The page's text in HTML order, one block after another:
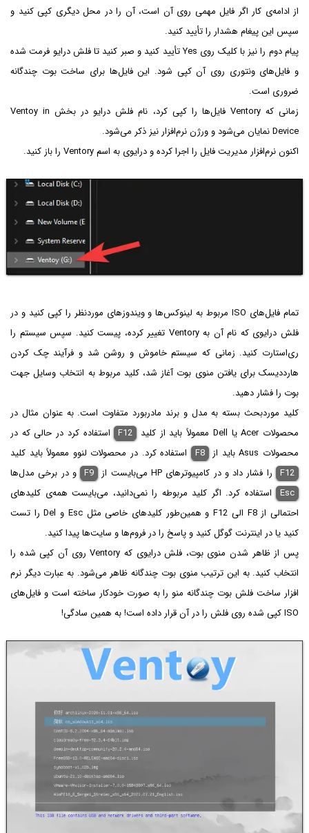
از ادامه‌ی کار اگر فایل مهمی روی آن است، آن را در محل دیگری کپی کنید و
سپس این پیغام هشدار را تأیید کنید.
پیام دوم را نیز با کلیک روی Yes تأیید کنید و صبر کنید تا فلش درایو فرمت شده
و فایل‌های ونتوری روی آن کپی شود. این فایل‌ها برای ساخت بوت چندگانه
ضروری است.
زمانی که Ventory فایل‌ها را کپی کرد، نام فلش درایو در بخش Ventoy in
Device نمایان می‌شود و ورژن نرم‌افزار نیز ذکر می‌شود.
اکنون نرم‌افزار مدیریت فایل را اجرا کرده و درایوی به اسم Ventory را باز کنید.
تمام فایل‌های ISO مربوط به لینوکس‌ها و ویندوزهای موردنظر را کپی کنید و در
فلش درایوی که نام آن به Ventory تغییر کرده، پیست کنید. سپس سیستم را
ری‌استارت کنید. زمانی که سیستم خاموش و روشن شد و فرآیند چک کردن
هارددیسک برای یافتن منوی بوت آغاز شد، کلید مربوط به انتخاب وسایل جهت
بوت را فشار دهید.
کلید موردبحث بسته به مدل و برند مادربورد متفاوت است. به عنوان مثال در
محصولات Acer یا Dell معمولاً باید از کلید
F12 استفاده کرد در حالی که در
محصولات Asus باید از
F8
استفاده کرد. در محصولات لنوو معمولاً باید کلید
F12 را فشار داد و در کامپیوترهای HP می‌بایست از F9 و در برخی مدل‌ها
Esc
استفاده کرد. اگر کلید مربوطه را نمی‌دانید، می‌بایست همه‌ی کلیدهای
احتمالی از F8 الی F12 و همین‌طور کلیدهای خاصی مثل Esc و Del را تست
کنید یا در اینترنت گوگل کنید و پاسخ را در فروم‌ها و سایت‌ها پیدا کنید.
پس از ظاهر شدن منوی بوت، فلش درایوی که Ventory روی آن کپی شده را
انتخاب کنید. به این ترتیب منوی بوت چندگانه ظاهر می‌شود. به عبارت دیگر نرم
افزار ساخت فلش بوت چندگانه منو را به صورت خودکار ساخته است و فایل‌های
ISO کپی شده روی فلش را در آن قرار داده است! به همین سادگی!